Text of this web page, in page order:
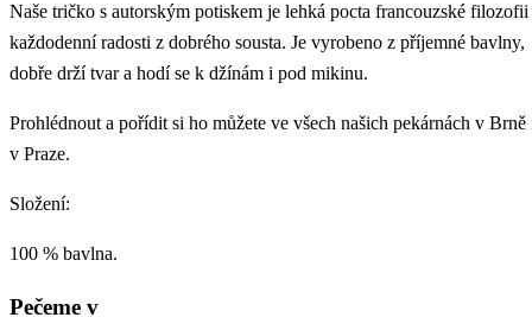
Naše tričko s autorským potiskem je lehká pocta francouzské
každodenní radosti z dobrého sousta. Je vyrobeno z příjemné bavlny,
dobře drží tvar a hodí se k džínám i pod mikinu.
Prohlédnout a pořídit si ho můžete ve všech našich pekárnách v Brně
v Praze.
Složení:
100 % bavlna.
Pečeme v